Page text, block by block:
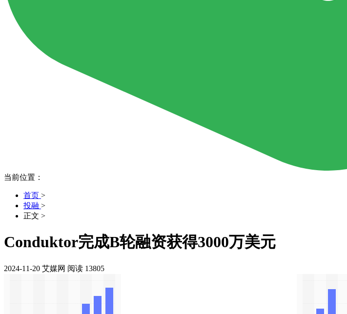
当前位置：
首页 >
投融 >
正文 >
Conduktor完成B轮融资获得3000万美元
2024-11-20 艾媒网 阅读 13805